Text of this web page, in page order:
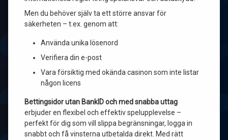
Men du behöver själv ta ett större ansvar för
säkerheten – t.ex. genom att:
Använda unika lösenord
Verifiera din e-post
Vara försiktig med okända casinon som inte listar
någon licens
Bettingsidor utan BankID och med snabba uttag
erbjuder en flexibel och effektiv spelupplevelse –
perfekt för dig som vill slippa begränsningar, logga in
snabbt och få vinsterna utbetalda direkt. Med rätt